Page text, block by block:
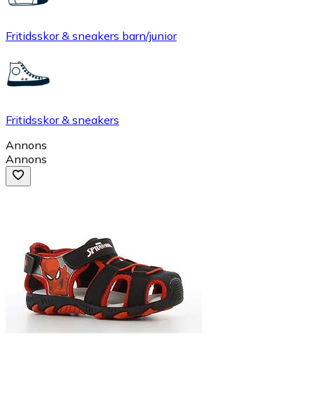
Fritidsskor & sneakers barn/junior
Fritidsskor & sneakers
Annons
Annons